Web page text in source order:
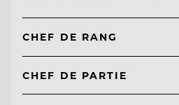
CHEF DE RANG
CHEF DE PARTIE